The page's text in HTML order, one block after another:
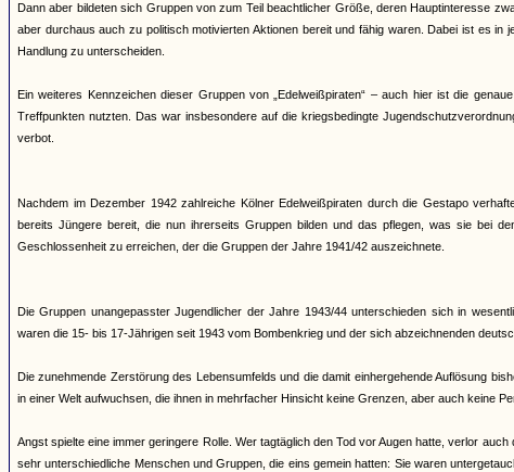
Dann aber bildeten sich Gruppen von zum Teil beachtlicher Größe, deren Hauptinteresse
aber durchaus auch zu politisch motivierten Aktionen bereit und fähig waren. Dabei ist es
Handlung zu unterscheiden.
Ein weiteres Kennzeichen dieser Gruppen von „Edelweißpiraten“ – auch hier ist die
Treffpunkten nutzten. Das war insbesondere auf die kriegsbedingte
verbot.
Nachdem im Dezember 1942 zahlreiche Kölner Edelweißpiraten durch die Gestapo
bereits Jüngere bereit, die nun ihrerseits Gruppen bilden und das pflegen, was sie bei
Geschlossenheit zu erreichen, der die Gruppen der Jahre 1941/42 auszeichnete.
Die Gruppen unangepasster Jugendlicher der Jahre 1943/44 unterschieden sich in
waren die 15- bis 17-Jährigen seit 1943 vom Bombenkrieg und der sich abzeichnenden
Die zunehmende Zerstörung des Lebensumfelds und die damit einhergehende Auflösung
in einer Welt aufwuchsen, die ihnen in mehrfacher Hinsicht keine Grenzen, aber auch keine
Angst spielte eine immer geringere Rolle. Wer tagtäglich den Tod vor Augen hatte, verlor
sehr unterschiedliche Menschen und Gruppen, die eins gemein hatten: Sie waren